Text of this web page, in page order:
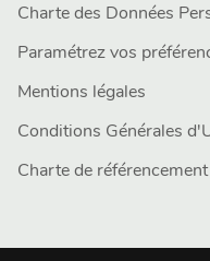
Charte des Données
Paramétrez vos
Mentions légales
Conditions Générales
Charte de référencement